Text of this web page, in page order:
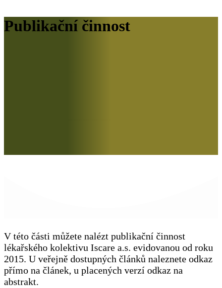
Publikační činnost
V této části můžete nalézt publikační činnost
lékařského kolektivu Iscare a.s. evidovanou od roku
2015. U veřejně dostupných článků naleznete odkaz
přímo na článek, u placených verzí odkaz na
abstrakt.